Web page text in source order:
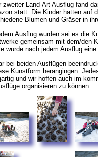
zweiter Land-Art Ausflug fand
statt. Die Kinder hatten auf
Blumen und Gräser in
Ausflug wurden sei es die
gemeinsam mit dem/den
wurde nach jedem Ausflug
bei beiden Ausflügen
Kunstform herangingen.
und wir hoffen auch im
organisieren zu können.